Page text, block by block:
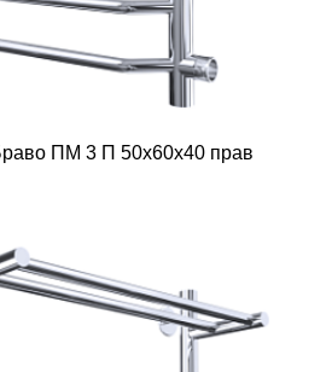
ПМ 3 П 50х60х40 прав